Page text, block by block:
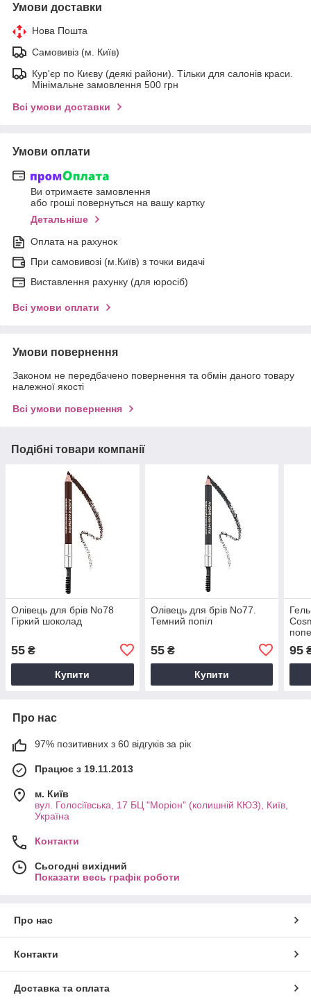
Умови доставки
Нова Пошта
Самовивіз (м. Київ)
Кур'єр по Києву (деякі райони). Тільки для салонів краси.
Мінімальне замовлення 500 грн
Всі умови доставки
Умови оплати
Ви отримаєте замовлення
або гроші повернуться на вашу картку
Детальніше
Оплата на рахунок
При самовивозі (м.Київ) з точки видачі
Виставлення рахунку (для юросіб)
Всі умови оплати
Умови повернення
Законом не передбачено повернення та обмін даного товару
належної якості
Всі умови повернення
Подібні товари компанії
Олівець для брів No78
Гіркий шоколад
55 ₴
Купити
Олівець для брів No77.
Темний попіл
55₴
Купити
95
Про нас
97% позитивних з 60 відгуків за рік
Працює з 19.11.2013
м. Київ
вул. Голосіївська, 17 БЦ "Моріон" (колишній КЮЗ), Київ,
Україна
Контакти
Сьогодні вихідний
Показати весь графік роботи
Про нас
Контакти
Доставка та оплата